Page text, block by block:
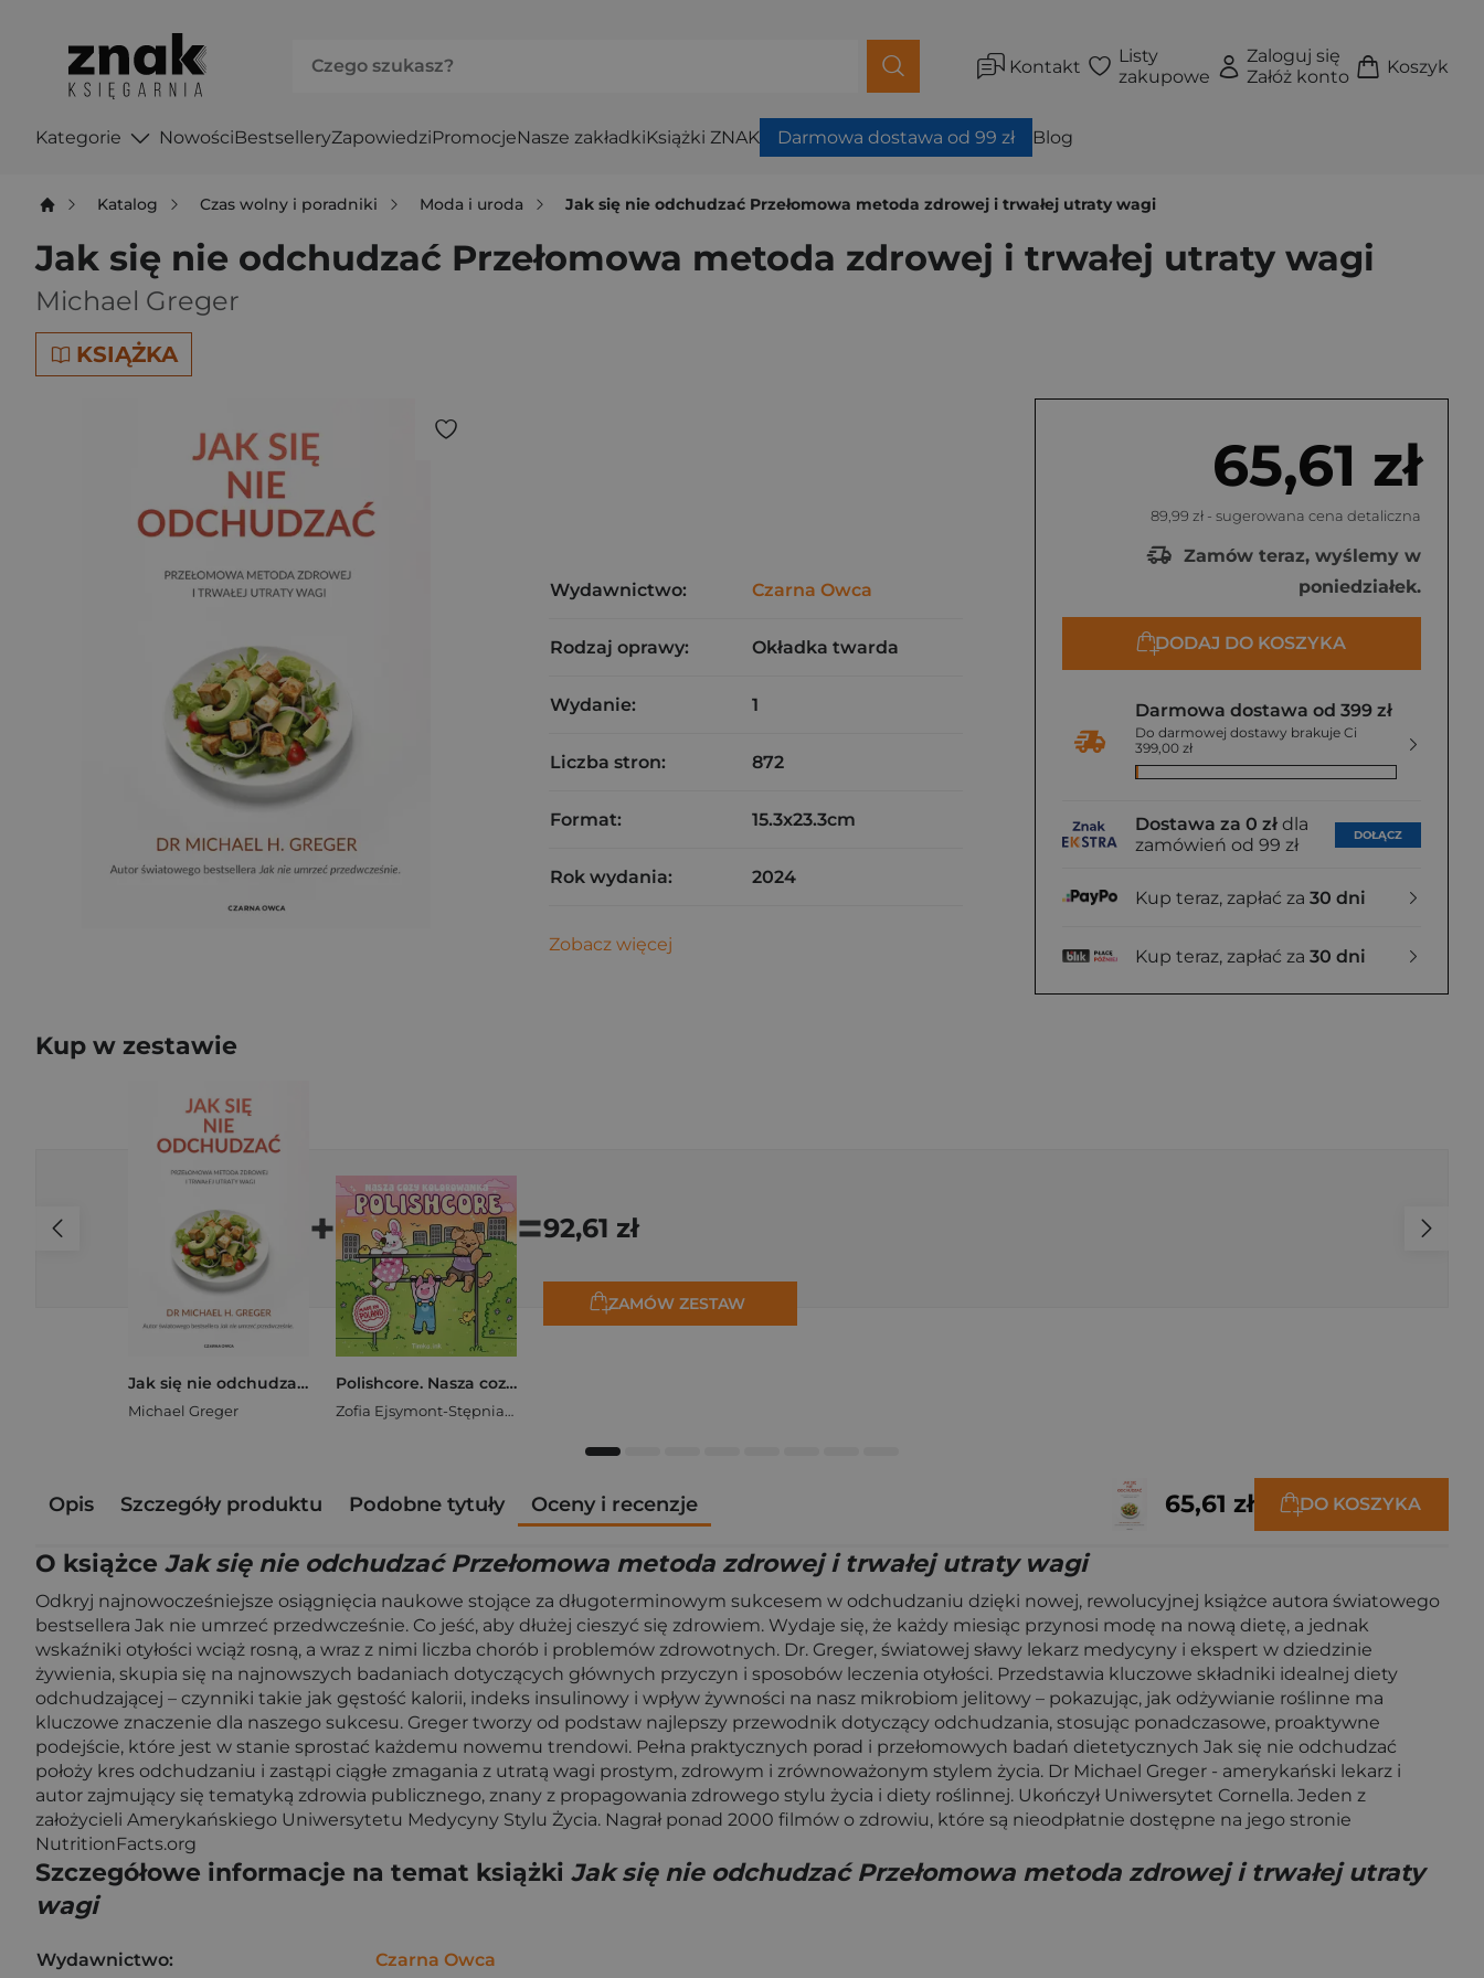
Kontakt
Listy
zakupowe
Zaloguj się
Załóż konto
Koszyk
Kategorie NowościBestselleryZapowiedziPromocjeNasze zakładkiKsiążki ZNAK Darmowa dostawa od 99 zł Blog
Katalog Czas wolny i poradniki Moda i uroda Jak się nie odchudzać Przełomowa metoda zdrowej i trwałej utraty wagi
Jak się nie odchudzać Przełomowa metoda zdrowej i trwałej utraty wagi
Michael Greger
KSIĄŻKA
65,61 zł
89,99 zł - sugerowana cena detaliczna
Zamów teraz, wyślemy w
poniedziałek.
DODAJ DO KOSZYKA
Darmowa dostawa od 399 zł
Do darmowej dostawy brakuje Ci
399,00 zł
Dostawa za 0 zł dla
zamówień od 99 zł
DOŁĄCZ
Kup teraz, zapłać za 30 dni
Kup teraz, zapłać za 30 dni
Wydawnictwo: Czarna Owca
Rodzaj oprawy: Okładka twarda
Wydanie: 1
Liczba stron: 872
Format: 15.3x23.3cm
Rok wydania: 2024
Zobacz więcej
Kup w zestawie
Jak się nie odchudzać Przełomowa metoda zdrowej i trwałej utraty wagi
Michael Greger
+
Polishcore. Nasza cozy kolorowanka
Zofia Ejsymont-Stępniak „Timka.ink”
=92,61 zł
ZAMÓW ZESTAW
Opis Szczegóły produktu Podobne tytuły Oceny i recenzje 65,61 zł DO KOSZYKA
O książce Jak się nie odchudzać Przełomowa metoda zdrowej i trwałej utraty wagi
Odkryj najnowocześniejsze osiągnięcia naukowe stojące za długoterminowym sukcesem w odchudzaniu dzięki nowej, rewolucyjnej książce autora światowego
bestsellera Jak nie umrzeć przedwcześnie. Co jeść, aby dłużej cieszyć się zdrowiem. Wydaje się, że każdy miesiąc przynosi modę na nową dietę, a jednak
wskaźniki otyłości wciąż rosną, a wraz z nimi liczba chorób i problemów zdrowotnych. Dr. Greger, światowej sławy lekarz medycyny i ekspert w dziedzinie
żywienia, skupia się na najnowszych badaniach dotyczących głównych przyczyn i sposobów leczenia otyłości. Przedstawia kluczowe składniki idealnej diety
odchudzającej – czynniki takie jak gęstość kalorii, indeks insulinowy i wpływ żywności na nasz mikrobiom jelitowy – pokazując, jak odżywianie roślinne ma
kluczowe znaczenie dla naszego sukcesu. Greger tworzy od podstaw najlepszy przewodnik dotyczący odchudzania, stosując ponadczasowe, proaktywne
podejście, które jest w stanie sprostać każdemu nowemu trendowi. Pełna praktycznych porad i przełomowych badań dietetycznych Jak się nie odchudzać
położy kres odchudzaniu i zastąpi ciągłe zmagania z utratą wagi prostym, zdrowym i zrównoważonym stylem życia. Dr Michael Greger - amerykański lekarz i
autor zajmujący się tematyką zdrowia publicznego, znany z propagowania zdrowego stylu życia i diety roślinnej. Ukończył Uniwersytet Cornella. Jeden z
założycieli Amerykańskiego Uniwersytetu Medycyny Stylu Życia. Nagrał ponad 2000 filmów o zdrowiu, które są nieodpłatnie dostępne na jego stronie
NutritionFacts.org
Szczegółowe informacje na temat książki Jak się nie odchudzać Przełomowa metoda zdrowej i trwałej utraty
wagi
Wydawnictwo: Czarna Owca